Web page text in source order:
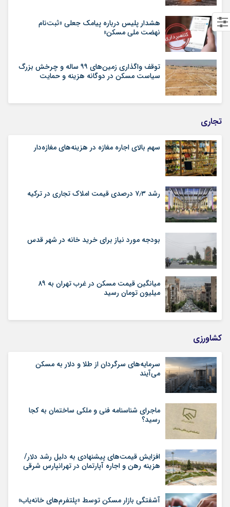
هشدار پلیس درباره پیامک جعلی «ثبت‌نام
نهضت ملی مسکن»
توقف واگذاری زمین‌های ۹۹ ساله و چرخش بزرگ
سیاست مسکن در دوگانه هزینه و حمایت
تجاری
سهم بالای اجاره‌‌ مغازه در هزینه‌‌های مغازه‌‌دار
رشد ۷٫۳ درصدی قیمت‌ املاک تجاری در ترکیه
بودجه مورد نیاز برای خرید خانه در شهر قدس
میانگین قیمت مسکن در غرب تهران به ۸۹
میلیون تومان رسید
کشاورزی
سرمایه‌های سرگردان از طلا و دلار به مسکن
می‌آیند
ماجرای شناسنامه‌ فنی و ملکی ساختمان به کجا
رسید؟
افزایش قیمت‌های پیشنهادی به دلیل رشد دلار/
هزینه رهن و اجاره آپارتمان در تهرانپارس شرقی
آشفتگی بازار مسکن توسط «پلتفرم‌های خانه‌یاب»